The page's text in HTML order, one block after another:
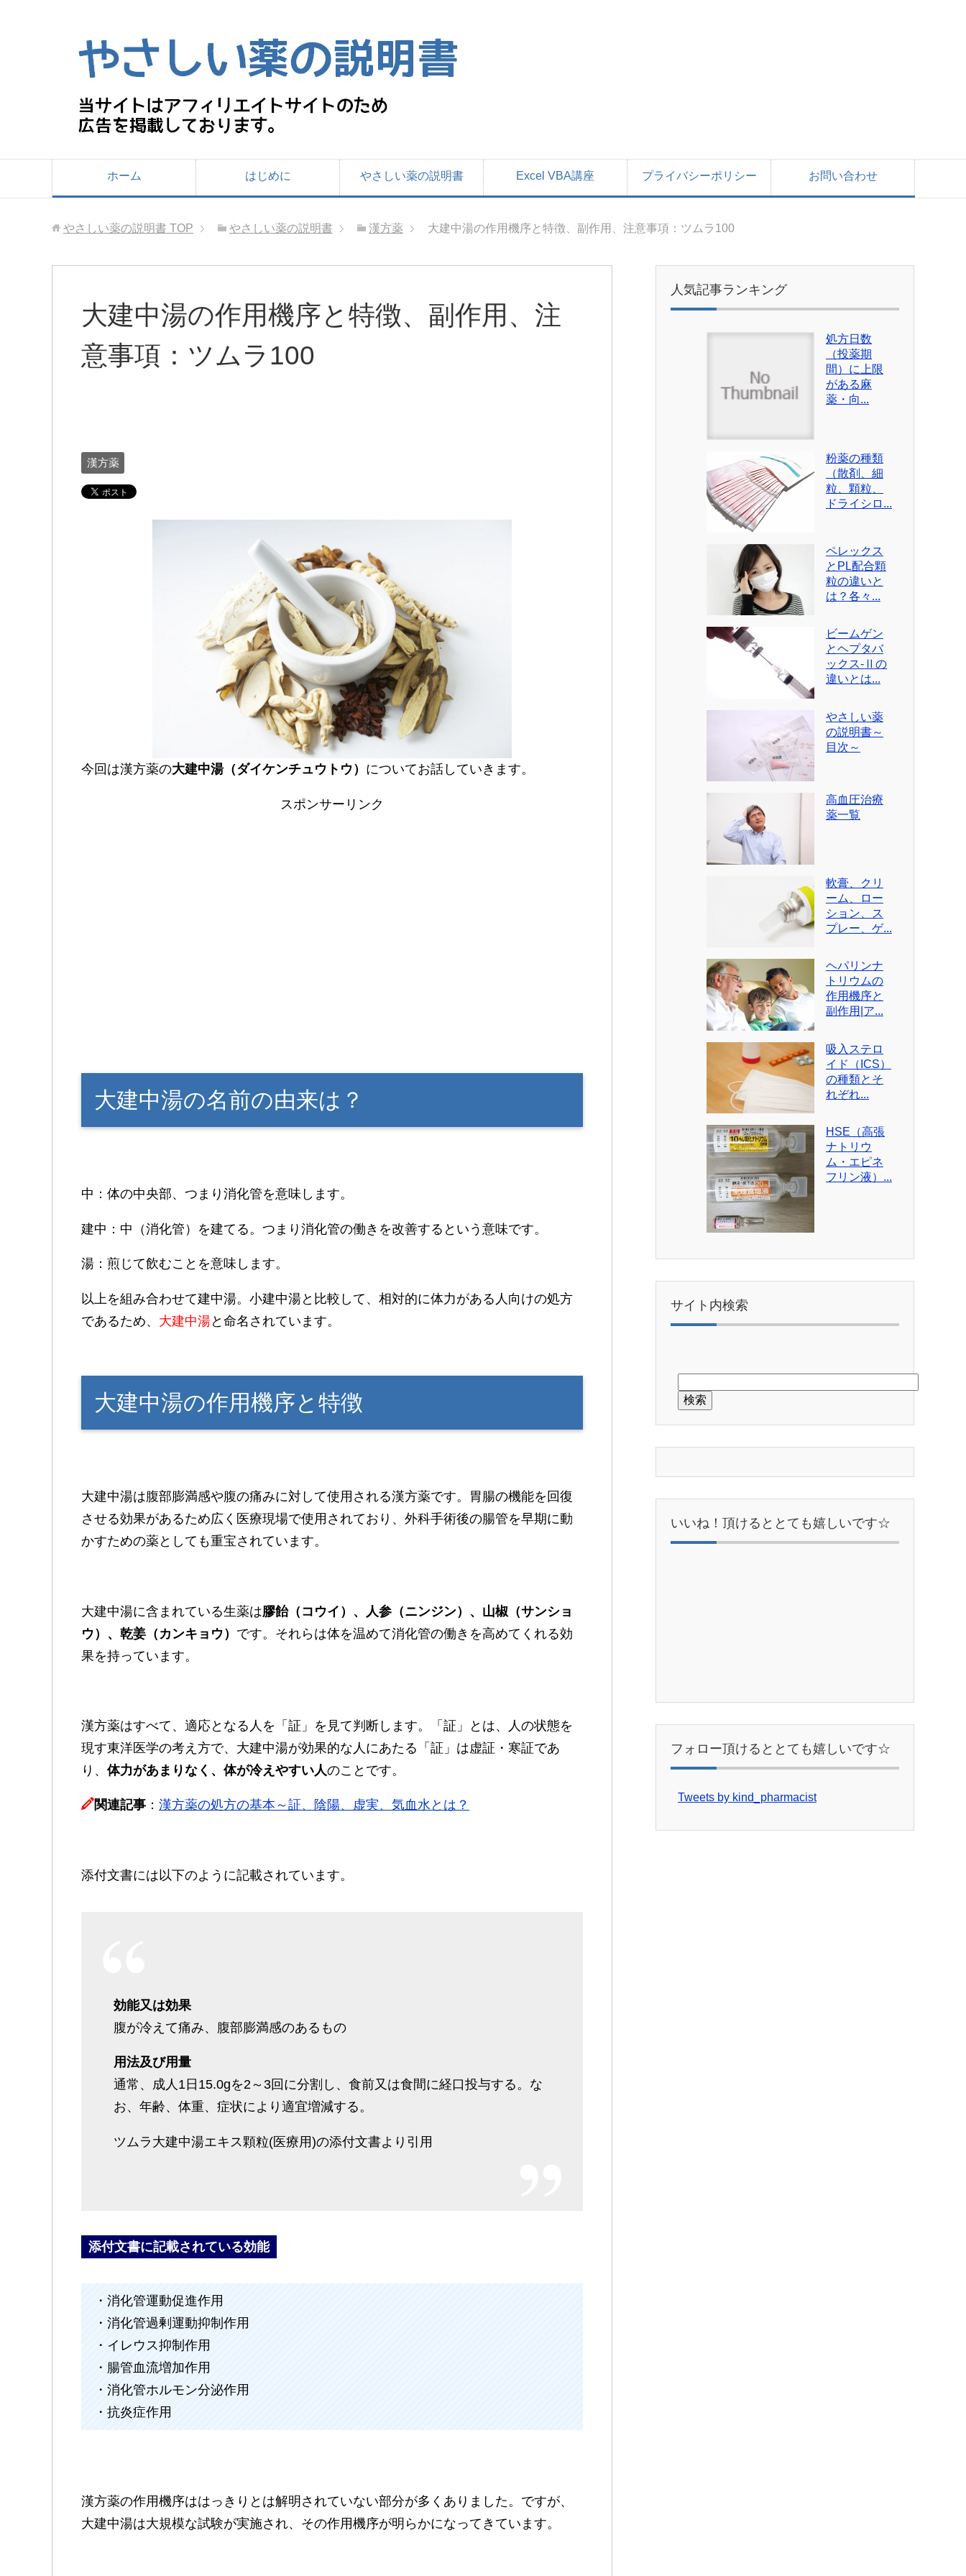
ホーム はじめに やさしい薬の説明書 Excel VBA講座 プライバシーポリシー お問い合わせ
やさしい薬の説明書 TOP やさしい薬の説明書 漢方薬 大建中湯の作用機序と特徴、副作用、注意事項：ツムラ100
大建中湯の作用機序と特徴、副作用、注
意事項：ツムラ100
漢方薬
今回は漢方薬の大建中湯（ダイケンチュウトウ） についてお話していきます。
スポンサーリンク
大建中湯の名前の由来は？
中：体の中央部、つまり消化管を意味します。
建中：中（消化管）を建てる。つまり消化管の働きを改善するという意味です。
湯：煎じて飲むことを意味します。
以上を組み合わせて建中湯。小建中湯と比較して、相対的に体力がある人向けの処方
であるため、 大建中湯と命名されています。
大建中湯の作用機序と特徴
大建中湯は腹部膨満感や腹の痛みに対して使用される漢方薬です。胃腸の機能を回復
させる効果があるため広く医療現場で使用されており、外科手術後の腸管を早期に動
かすための薬としても重宝されています。
大建中湯に含まれている生薬は膠飴（コウイ）、人参（ニンジン）、山椒（サンショ
ウ）、乾姜（カンキョウ） です。それらは体を温めて消化管の働きを高めてくれる効
果を持っています。
漢方薬はすべて、適応となる人を「証」を見て判断します。「証」とは、人の状態を
現す東洋医学の考え方で、大建中湯が効果的な人にあたる「証」は虚証・寒証であ
り、 体力があまりなく、体が冷えやすい人のことです。
関連記事 ： 漢方薬の処方の基本～証、陰陽、虚実、気血水とは？
添付文書には以下のように記載されています。
効能又は効果
腹が冷えて痛み、腹部膨満感のあるもの
用法及び用量
通常、成人1日15.0gを2～3回に分割し、食前又は食間に経口投与する。な
お、年齢、体重、症状により適宜増減する。
ツムラ大建中湯エキス顆粒(医療用)の添付文書より引用
添付文書に記載されている効能
・消化管運動促進作用
・消化管過剰運動抑制作用
・イレウス抑制作用
・腸管血流増加作用
・消化管ホルモン分泌作用
・抗炎症作用
漢方薬の作用機序ははっきりとは解明されていない部分が多くありました。ですが、
大建中湯は大規模な試験が実施され、その作用機序が明らかになってきています。
人気記事ランキング
処方日数
（投薬期
間）に上限
がある麻
薬・向...
粉薬の種類
（散剤、細
粒、顆粒、
ドライシロ...
ペレックス
とPL配合顆
粒の違いと
は？各々...
ビームゲン
とヘプタバ
ックス-Ⅱの
違いとは...
やさしい薬
の説明書～
目次～
高血圧治療
薬一覧
軟膏、クリ
ーム、ロー
ション、ス
プレー、ゲ...
ヘパリンナ
トリウムの
作用機序と
副作用|ア...
吸入ステロ
イド（ICS）
の種類とそ
れぞれ...
HSE（高張
ナトリウ
ム・エピネ
フリン液）...
サイト内検索
いいね！頂けるととても嬉しいです☆
フォロー頂けるととても嬉しいです☆
Tweets by kind_pharmacist